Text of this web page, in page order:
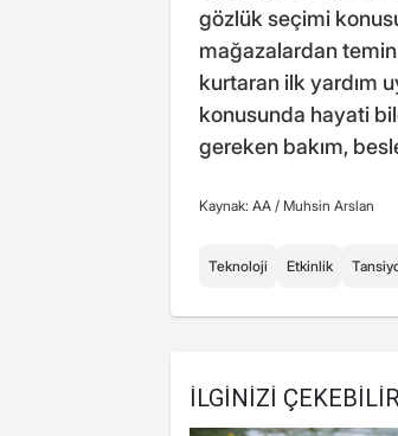
gözlük seçimi
mağazalardan
kurtaran ilk yardım
konusunda hayati
gereken bakım,
Kaynak: AA / Muhsin Arslan
Teknoloji Etkinlik